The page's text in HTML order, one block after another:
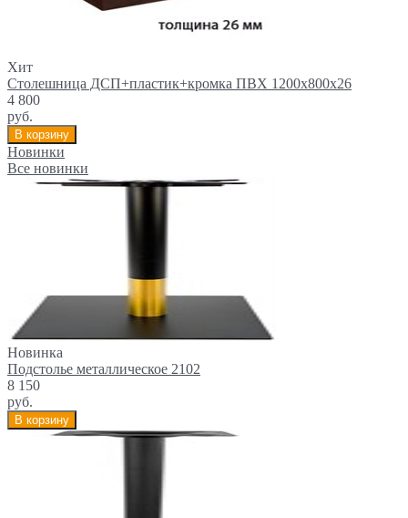
Хит
Столешница ДСП+пластик+кромка ПВХ 1200х800х26
4 800
руб.
В корзину
Новинки
Все новинки
Новинка
Подстолье металлическое 2102
8 150
руб.
В корзину